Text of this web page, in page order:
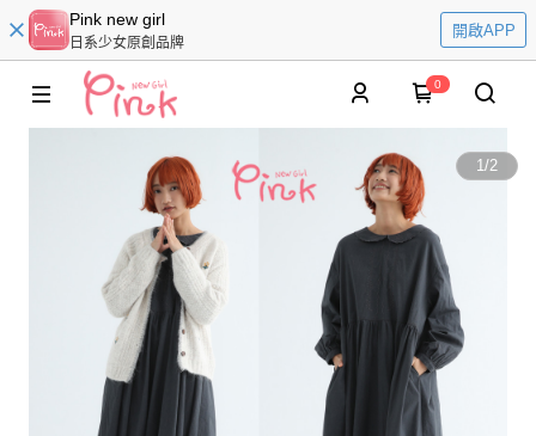
Pink new girl
日系少女原創品牌
開啟APP
0
1/2